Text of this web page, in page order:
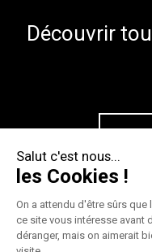
Découvrir